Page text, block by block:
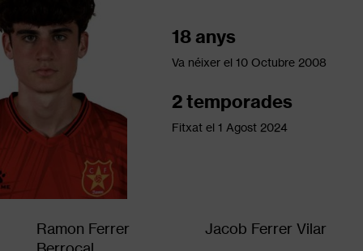
18 anys
Va néixer el 10 Octubre 2008
2 temporades
Fitxat el 1 Agost 2024
Ramon Ferrer
Berrocal
Jacob Ferrer Vilar